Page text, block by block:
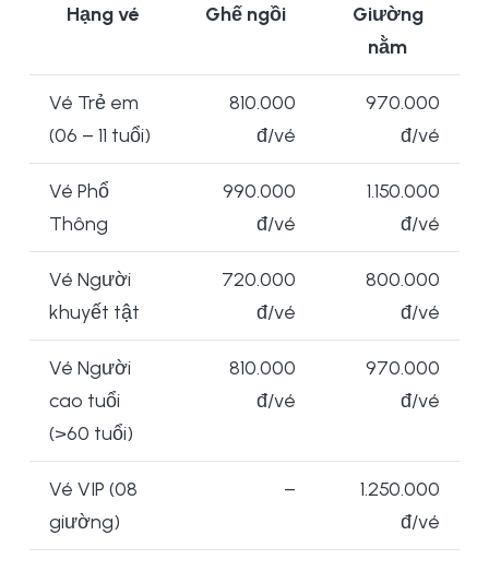
Hạng vé Ghế ngồi
Giường
nằm
Vé Trẻ em
(06 – 11 tuổi)
810.000
đ/vé
970.000
đ/vé
Vé Phổ
Thông
990.000
đ/vé
1.150.000
đ/vé
Vé Người
khuyết tật
720.000
đ/vé
800.000
đ/vé
Vé Người
cao tuổi
(>60 tuổi)
810.000
đ/vé
970.000
đ/vé
Vé VIP (08
giường)
–
1.250.000
đ/vé